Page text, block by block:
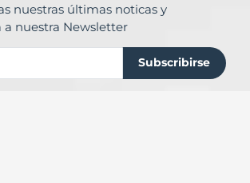
nuestras últimas noticas y
a nuestra Newsletter
Subscribirse